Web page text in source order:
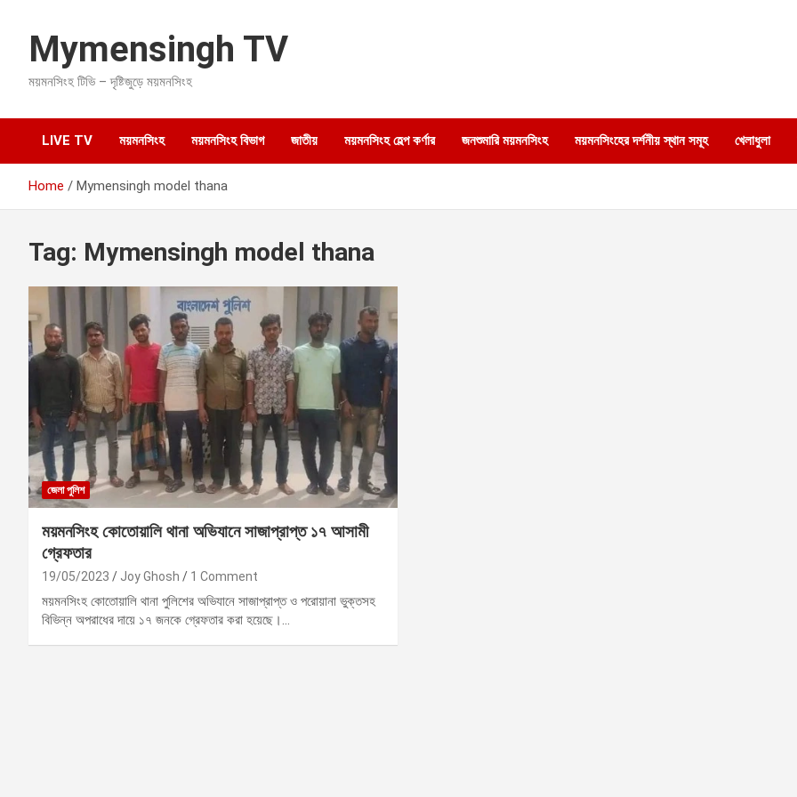
c
n
Mymensingh TV
ময়মনসিংহ টিভি – দৃষ্টিজুড়ে ময়মনসিংহ
LIVE TV ময়মনসিংহ ময়মনসিংহ বিভাগ জাতীয় ময়মনসিংহ হেল্প কর্ণার জনশুমারি ময়মনসিংহ ময়মনসিংহের দর্শনীয় স্থান সমূহ খেলাধুলা
Home Mymensingh model thana
Tag: Mymensingh model thana
জেলা পুলিশ
ময়মনসিংহ কোতোয়ালি থানা অভিযানে সাজাপ্রাপ্ত ১৭ আসামী
গ্রেফতার
19/05/2023 Joy Ghosh 1 Comment
ময়মনসিংহ কোতোয়ালি থানা পুলিশের অভিযানে সাজাপ্রাপ্ত ও পরোয়ানা ভুক্তসহ
বিভিন্ন অপরাধের দায়ে ১৭ জনকে গ্রেফতার করা হয়েছে।…